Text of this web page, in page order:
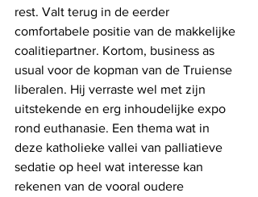
rest. Valt terug in de eerder
comfortabele positie van de makkelijke
coalitiepartner. Kortom, business as
usual voor de kopman van de Truiense
liberalen. Hij verraste wel met zijn
uitstekende en erg inhoudelijke expo
rond euthanasie. Een thema wat in
deze katholieke vallei van palliatieve
sedatie op heel wat interesse kan
rekenen van de vooral oudere